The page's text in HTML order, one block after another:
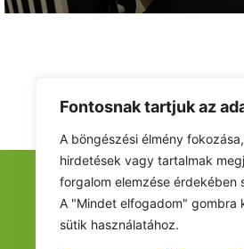
Fontosnak tartjuk az
A böngészési élmény
hirdetések vagy tartalmak
forgalom elemzése érdekében
A "Mindet elfogadom" gombra
sütik használatához.
FIATALOK A